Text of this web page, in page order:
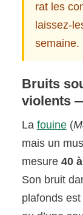
rat les
laissez-
semaine.
Bruits
violents
La fouine(
mais un
mesure 40
Son bruit
plafonds